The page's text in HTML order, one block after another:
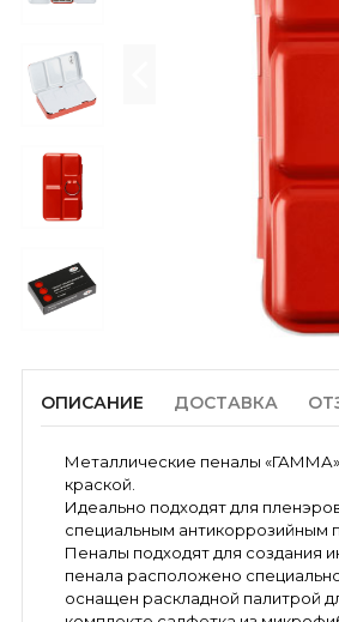
ОПИСАНИЕ ДОСТАВКА
Металлические пеналы «ГАММА»
краской.
Идеально подходят для
специальным антикоррозийным
Пеналы подходят для создания
пенала расположено
оснащен раскладной палитрой